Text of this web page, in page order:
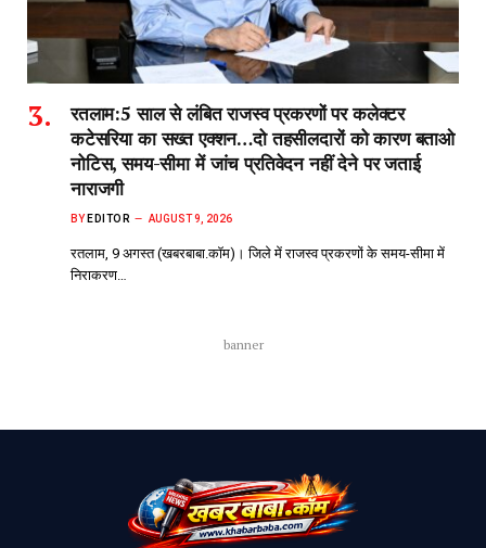
रतलाम:5 साल से लंबित राजस्व प्रकरणों पर कलेक्टर
कटेसरिया का सख्त एक्शन…दो तहसीलदारों को कारण बताओ
नोटिस, समय-सीमा में जांच प्रतिवेदन नहीं देने पर जताई
नाराजगी
BY EDITOR AUGUST 9, 2026
रतलाम, 9 अगस्त (खबरबाबा.कॉम)। जिले में राजस्व प्रकरणों के समय-सीमा में
निराकरण…
banner